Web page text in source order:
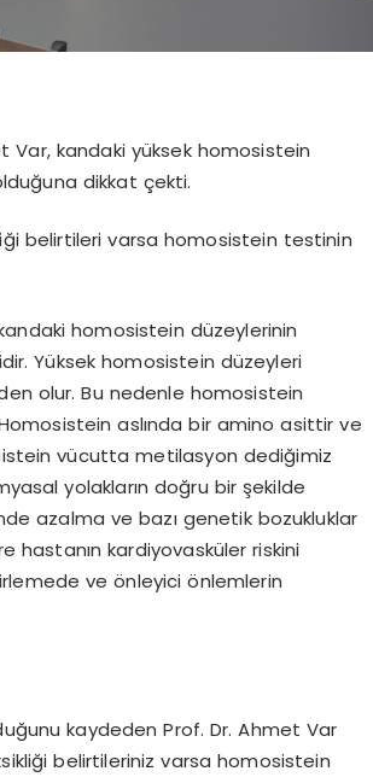
Var, kandaki yüksek homosistein
dikkat çekti.
belirtileri varsa homosistein testinin
homosistein düzeylerinin
Yüksek homosistein düzeyleri
olur. Bu nedenle homosistein
aslında bir amino asittir ve
vücutta metilasyon dediğimiz
yolakların doğru bir şekilde
azalma ve bazı genetik bozukluklar
hastanın kardiyovasküler riskini
ve önleyici önlemlerin
kaydeden Prof. Dr. Ahmet Var
belirtileriniz varsa homosistein